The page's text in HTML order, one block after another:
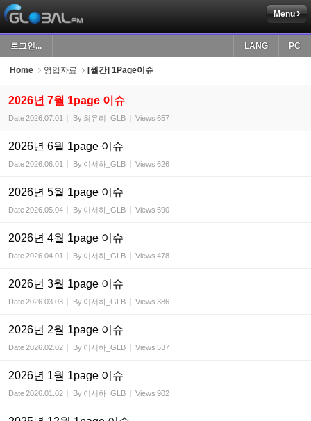
Menu
로그인... PC
LANG
Home 영업자료 [월간] 1Page이슈
2026년 7월 1page 이슈
Date2026.07.01 By 최유리_GLB Views 657
2026년 6월 1page 이슈
Date2026.06.01 By 이서하_GLB Views 626
2026년 5월 1page 이슈
Date2026.05.04 By 이서하_GLB Views 590
2026년 4월 1page 이슈
Date2026.04.01 By 이서하_GLB Views 478
2026년 3월 1page 이슈
Date2026.03.03 By 이서하_GLB Views 386
2026년 2월 1page 이슈
Date2026.02.02 By 이서하_GLB Views 537
2026년 1월 1page 이슈
Date2026.01.02 By 이서하_GLB Views 902
Sketchbook5, 스케치북5
Sketchbook5, 스케치북5